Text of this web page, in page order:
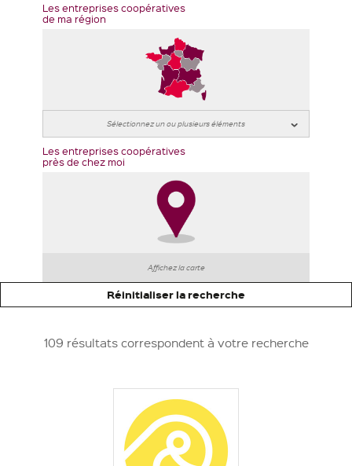
Les entreprises coopératives
de ma région
Les entreprises coopératives
près de chez moi
Affichez la carte
Réinitialiser la recherche
109 résultats correspondent à votre recherche